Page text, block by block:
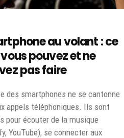
au volant : ce
pouvez et ne
pas faire
des smartphones ne se cantonne
appels téléphoniques. Ils sont
pour écouter de la musique
YouTube), se connecter aux